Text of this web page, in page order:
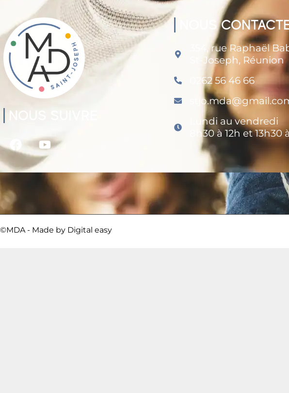
NOUS SUIVRE
NOUS
354, rue Raphaël
St-Joseph, Réunion
0262 56 46 66
Lundi au vendredi
8h30 à 12h et 13h30
©MDA - Made by Digital easy